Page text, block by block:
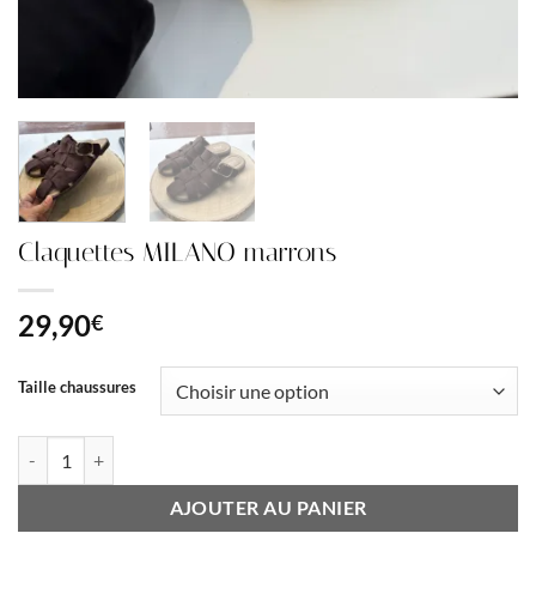
Claquettes MILANO marrons
29,90€
Taille chaussures
AJOUTER AU PANIER